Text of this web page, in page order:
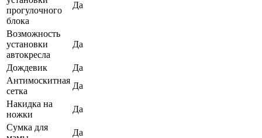
прогулочного
блока
Да
Возможность
установки
автокресла
Да
Дождевик
Да
Антимоскитная
сетка
Да
Накидка на
ножки
Да
Сумка для
Да